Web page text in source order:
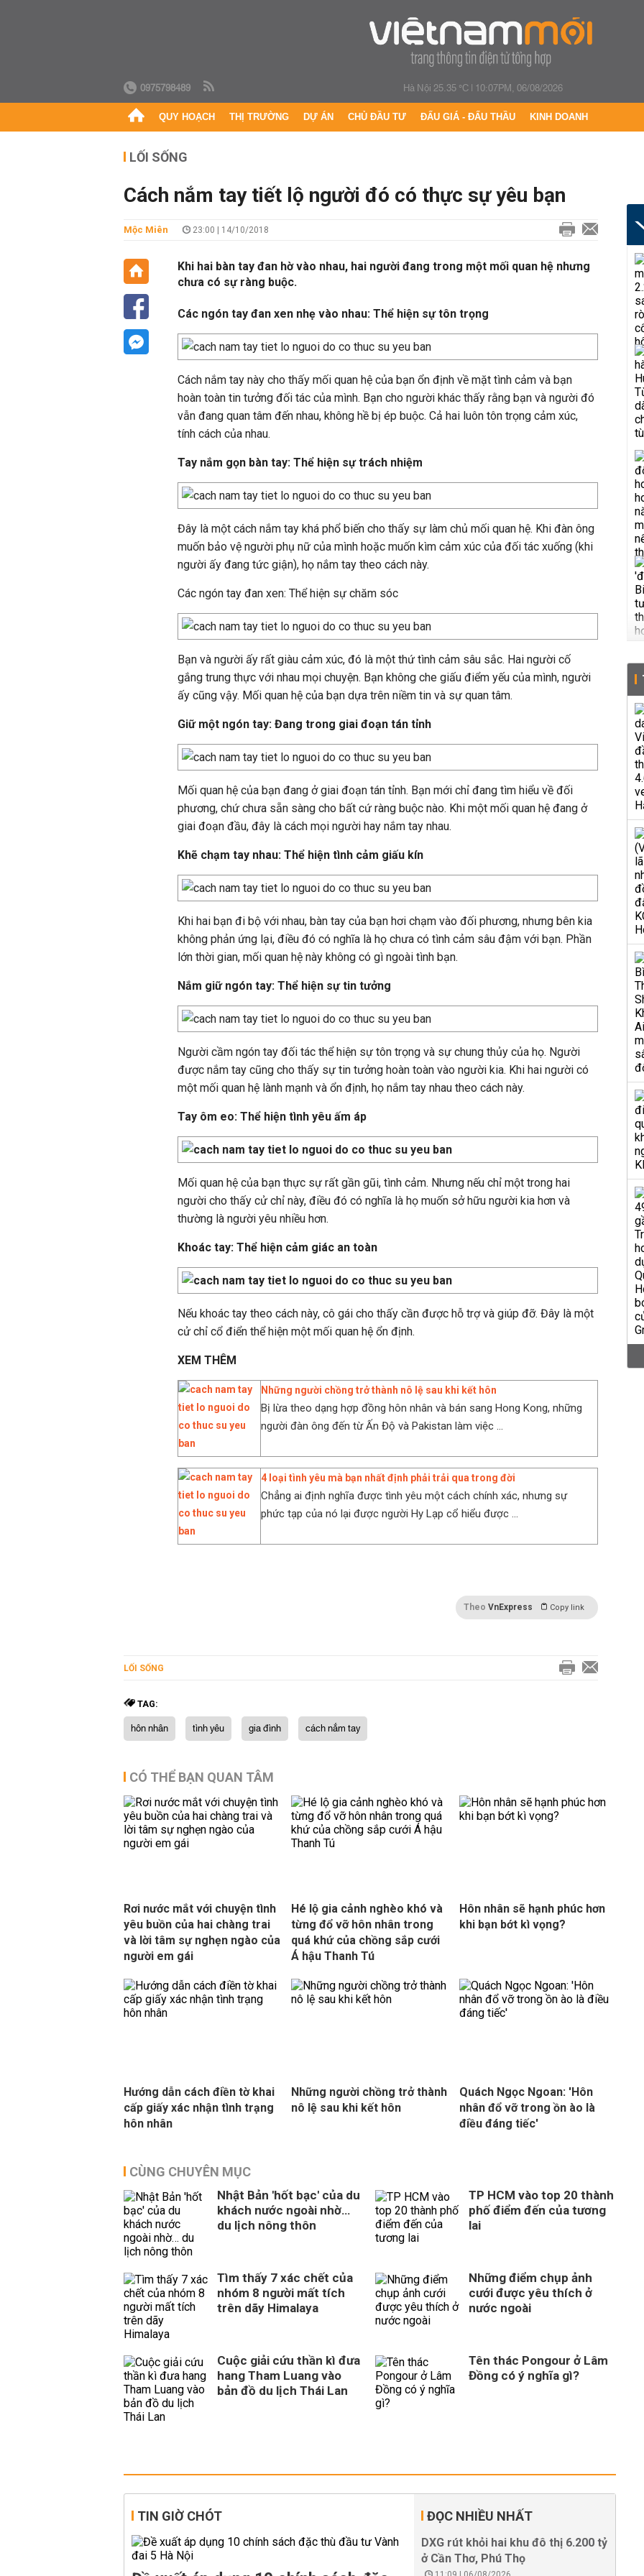
0975798489 Hà Nội 25.35 °C| 10:07PM, 06/08/2026
QUY HOẠCH THỊ TRƯỜNG DỰ ÁN CHỦ ĐẦU TƯ ĐẤU GIÁ - ĐẤU THẦU KINH DOANH
LỐI SỐNG
Cách nắm tay tiết lộ người đó có thực sự yêu bạn
Mộc Miên 23:00 | 14/10/2018
Khi hai bàn tay đan hờ vào nhau, hai người đang trong một mối quan hệ nhưng
chưa có sự ràng buộc.
Các ngón tay đan xen nhẹ vào nhau: Thể hiện sự tôn trọng
Cách nắm tay này cho thấy mối quan hệ của bạn ổn định về mặt tình cảm và bạn
hoàn toàn tin tưởng đối tác của mình. Bạn cho người khác thấy rằng bạn và người đó
vẫn đang quan tâm đến nhau, không hề bị ép buộc. Cả hai luôn tôn trọng cảm xúc,
tính cách của nhau.
Tay nắm gọn bàn tay: Thể hiện sự trách nhiệm
Đây là một cách nắm tay khá phổ biến cho thấy sự làm chủ mối quan hệ. Khi đàn ông
muốn bảo vệ người phụ nữ của mình hoặc muốn kìm cảm xúc của đối tác xuống (khi
người ấy đang tức giận), họ nắm tay theo cách này.
Các ngón tay đan xen: Thể hiện sự chăm sóc
Bạn và người ấy rất giàu cảm xúc, đó là một thứ tình cảm sâu sắc. Hai người cố
gắng trung thực với nhau mọi chuyện. Bạn không che giấu điểm yếu của mình, người
ấy cũng vậy. Mối quan hệ của bạn dựa trên niềm tin và sự quan tâm.
Giữ một ngón tay: Đang trong giai đoạn tán tỉnh
Mối quan hệ của bạn đang ở giai đoạn tán tỉnh. Bạn mới chỉ đang tìm hiểu về đối
phương, chứ chưa sẵn sàng cho bất cứ ràng buộc nào. Khi một mối quan hệ đang ở
giai đoạn đầu, đây là cách mọi người hay nắm tay nhau.
Khẽ chạm tay nhau: Thể hiện tình cảm giấu kín
Khi hai bạn đi bộ với nhau, bàn tay của bạn hơi chạm vào đối phương, nhưng bên kia
không phản ứng lại, điều đó có nghĩa là họ chưa có tình cảm sâu đậm với bạn. Phần
lớn thời gian, mối quan hệ này không có gì ngoài tình bạn.
Nắm giữ ngón tay: Thể hiện sự tin tưởng
Người cầm ngón tay đối tác thể hiện sự tôn trọng và sự chung thủy của họ. Người
được nắm tay cũng cho thấy sự tin tưởng hoàn toàn vào người kia. Khi hai người có
một mối quan hệ lành mạnh và ổn định, họ nắm tay nhau theo cách này.
Tay ôm eo: Thể hiện tình yêu ấm áp
Mối quan hệ của bạn thực sự rất gần gũi, tình cảm. Nhưng nếu chỉ một trong hai
người cho thấy cử chỉ này, điều đó có nghĩa là họ muốn sở hữu người kia hơn và
thường là người yêu nhiều hơn.
Khoác tay: Thể hiện cảm giác an toàn
Nếu khoác tay theo cách này, cô gái cho thấy cần được hỗ trợ và giúp đỡ. Đây là một
cử chỉ cổ điển thể hiện một mối quan hệ ổn định.
XEM THÊM
Những người chồng trở thành nô lệ sau khi kết hôn
Bị lừa theo dạng hợp đồng hôn nhân và bán sang Hong Kong, những
người đàn ông đến từ Ấn Độ và Pakistan làm việc ...
4 loại tình yêu mà bạn nhất định phải trải qua trong đời
Chẳng ai định nghĩa được tình yêu một cách chính xác, nhưng sự
phức tạp của nó lại được người Hy Lạp cổ hiểu được ...
Theo VnExpress Copy link
LỐI SỐNG
TAG:
hôn nhân tình yêu gia đình cách nắm tay
CÓ THỂ BẠN QUAN TÂM
Rơi nước mắt với chuyện tình
yêu buồn của hai chàng trai
và lời tâm sự nghẹn ngào của
người em gái
Hé lộ gia cảnh nghèo khó và
từng đổ vỡ hôn nhân trong
quá khứ của chồng sắp cưới
Á hậu Thanh Tú
Hôn nhân sẽ hạnh phúc hơn
khi bạn bớt kì vọng?
Hướng dẫn cách điền tờ khai
cấp giấy xác nhận tình trạng
hôn nhân
Những người chồng trở thành
nô lệ sau khi kết hôn
Quách Ngọc Ngoan: 'Hôn
nhân đổ vỡ trong ồn ào là
điều đáng tiếc'
CÙNG CHUYÊN MỤC
Nhật Bản 'hốt bạc' của du
khách nước ngoài nhờ…
du lịch nông thôn
TP HCM vào top 20 thành
phố điểm đến của tương
lai
Tìm thấy 7 xác chết của
nhóm 8 người mất tích
trên dãy Himalaya
Những điểm chụp ảnh
cưới được yêu thích ở
nước ngoài
Cuộc giải cứu thần kì đưa
hang Tham Luang vào
bản đồ du lịch Thái Lan
Tên thác Pongour ở Lâm
Đồng có ý nghĩa gì?
TIN GIỜ CHÓT ĐỌC NHIỀU NHẤT
DXG rút khỏi hai khu đô thị 6.200 tỷ
ở Cần Thơ, Phú Thọ